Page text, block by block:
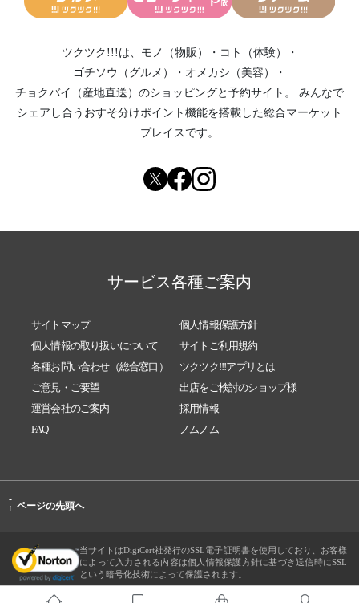
ツクツク!!!は、 モノ（物販） ・ コト（体験）
・
ゴチソウ（グルメ）
・ オメカシ（美容）
・
チョクバイ（産地直送） のショッピングと予約サイト。
みんなで
シェアし合う おすそ分けポイント機能を搭載した総合マーケット
プレイスです。
サービス各種ご案内
サイトマップ
個人情報保護方針
個人情報の取り扱いについて
サイトご利用規約
各種お問い合わせ（総合窓口）
ツクツク!!!アプリとは
ご意見・ご要望
出店をご検討のショップ様
運営会社のご案内
採用情報
FAQ
ノムノム
-
↑ ページの先頭へ
当サイトはDigiCert社発行のSSL電子証明書を使用しており、お客様
によって入力される内容は個人情報保護方針に基づき送信時にSSL
という暗号化技術によって保護されます。